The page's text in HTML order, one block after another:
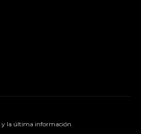
y la última información.